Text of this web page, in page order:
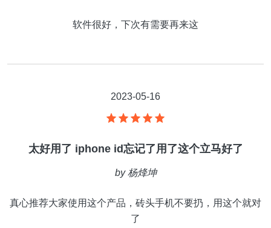
软件很好，下次有需要再来这
2023-05-16
太好用了 iphone id忘记了用了这个立马好了
by杨烽坤
真心推荐大家使用这个产品，砖头手机不要扔，用这个就对
了